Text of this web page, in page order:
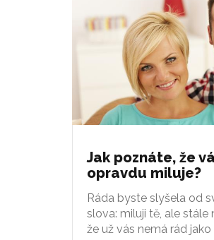
Jak poznáte, že
opravdu miluje?
Ráda byste slyšela od
slova: miluji tě, ale stále
že už vás nemá rád